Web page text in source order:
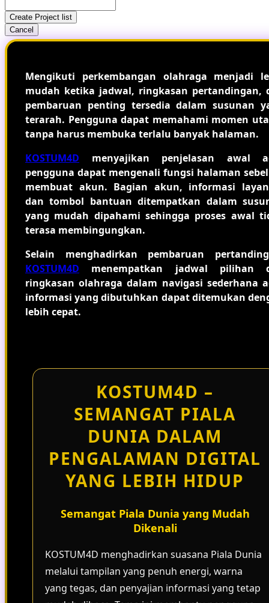
Create Project list
Cancel
Mengikuti perkembangan olahraga menjadi
mudah ketika jadwal, ringkasan pertandingan,
pembaruan penting tersedia dalam susunan
terarah. Pengguna dapat memahami momen
tanpa harus membuka terlalu banyak halaman.
KOSTUM4D menyajikan penjelasan awal
pengguna dapat mengenali fungsi halaman
membuat akun. Bagian akun, informasi
dan tombol bantuan ditempatkan dalam
yang mudah dipahami sehingga proses awal
terasa membingungkan.
Selain menghadirkan pembaruan
KOSTUM4D menempatkan jadwal pilihan
ringkasan olahraga dalam navigasi sederhana
informasi yang dibutuhkan dapat ditemukan
lebih cepat.
KOSTUM4D –
SEMANGAT PIALA
DUNIA DALAM
PENGALAMAN DIGITAL
YANG LEBIH HIDUP
Semangat Piala Dunia yang Mudah
Dikenali
KOSTUM4D menghadirkan suasana Piala Dunia
melalui tampilan yang penuh energi, warna
yang tegas, dan penyajian informasi yang tetap